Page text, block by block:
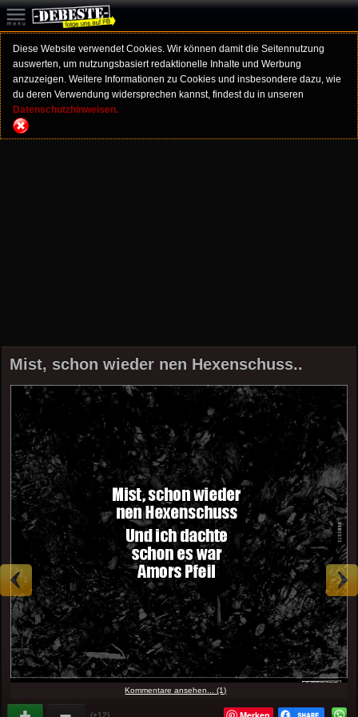
Diese Website verwendet Cookies. Wir können damit die Seitennutzung
auswerten, um nutzungsbasiert redaktionelle Inhalte und Werbung
anzuzeigen. Weitere Informationen zu Cookies und insbesondere dazu, wie
du deren Verwendung widersprechen kannst, findest du in unseren
Datenschutzhinweisen.
Mist, schon wieder nen Hexenschuss..
Kommentare ansehen... (1)
(+12)